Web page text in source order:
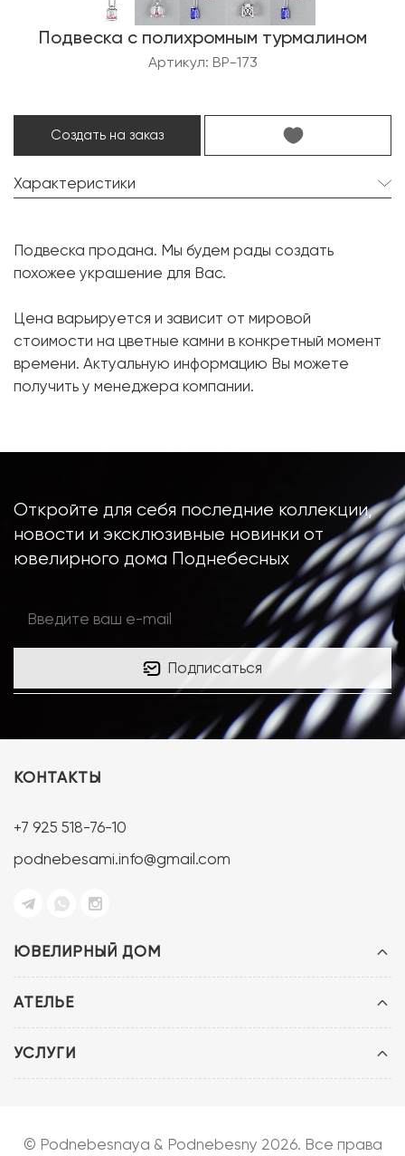
Подвеска с полихромным турмалином
Артикул: BP-173
Создать на заказ
Характеристики
Форма огранки:
Форма огранки:
Металл:
Белое золото, 750 проба
Вес грамм:
Подвеска продана. Мы будем рады создать
похожее украшение для Вас.
Цена варьируется и зависит от мировой
стоимости на цветные камни в конкретный момент
времени. Актуальную информацию Вы можете
получить у менеджера компании.
Откройте для себя последние коллекции,
новости и эксклюзивные новинки от
ювелирного дома Поднебесных
Подписаться
ЮВЕЛИРНЫЙ ДОМ
АТЕЛЬЕ
УСЛУГИ
КОНТАКТЫ
+7 925 518-76-10
podnebesami.info@gmail.com
© Podnebesnaya & Podnebesny 2026. Все права